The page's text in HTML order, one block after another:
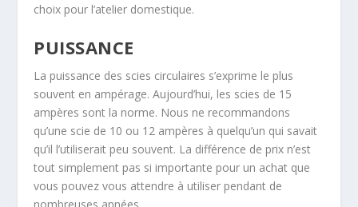
choix pour l’atelier domestique.
PUISSANCE
La puissance des scies circulaires s’exprime le plus
souvent en ampérage. Aujourd’hui, les scies de 15
ampères sont la norme. Nous ne recommandons
qu’une scie de 10 ou 12 ampères à quelqu’un qui savait
qu’il l’utiliserait peu souvent. La différence de prix n’est
tout simplement pas si importante pour un achat que
vous pouvez vous attendre à utiliser pendant de